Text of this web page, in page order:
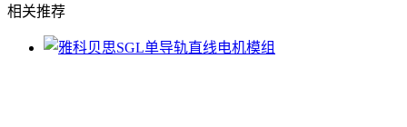
相关推荐